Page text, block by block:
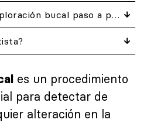
¿Cómo realizar una exploración bucal paso a paso?
es un procedimiento
para detectar de
alteración en la